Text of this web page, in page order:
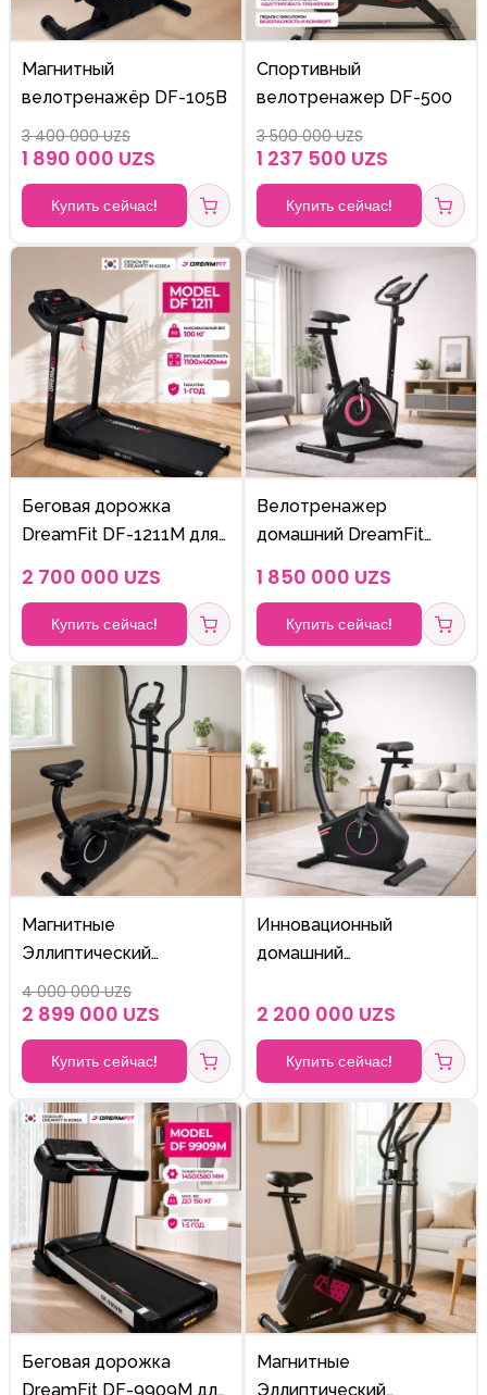
Магнитный
велотренажёр DF-105B
3 400 000 UZS
1 890 000 UZS
Купить сейчас!
Спортивный
велотренажер DF-500
3 500 000 UZS
1 237 500 UZS
Купить сейчас!
Беговая дорожка
DreamFit DF-1211M для
тренажёр, 1.5 HP, до 14
км/ч, MP3, USB, 100 кг
2 700 000 UZS
Купить сейчас!
Велотренажер
домашний DreamFit
нагрузки и LCD-
дисплеем
1 850 000 UZS
Купить сейчас!
Магнитные
Эллиптический
тренажёр DF-105E
4 000 000 UZS
2 899 000 UZS
Купить сейчас!
Инновационный
домашний
322B с регулируемой
нагрузкой и LCD-
монитором
2 200 000 UZS
Купить сейчас!
Беговая дорожка
DreamFit DF-9909M для
Магнитные
Эллиптический